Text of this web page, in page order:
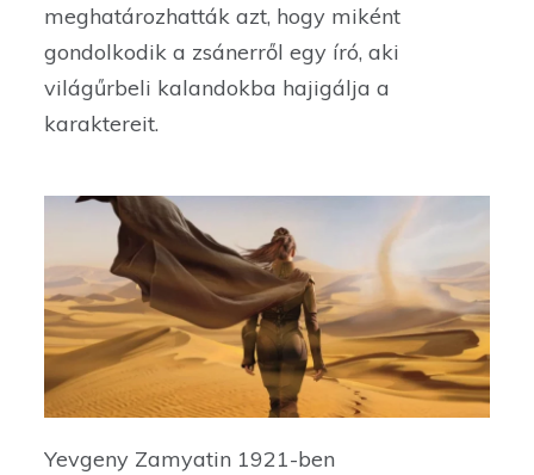
meghatározhatták azt, hogy miként
gondolkodik a zsánerről egy író, aki
világűrbeli kalandokba hajigálja a
karaktereit.
Yevgeny Zamyatin 1921-ben